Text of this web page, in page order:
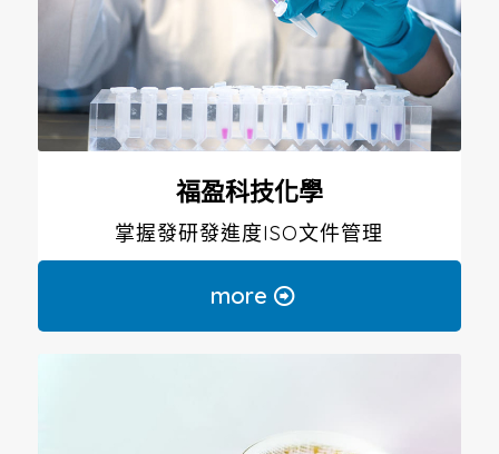
福盈科技化學
掌握發研發進度ISO文件管理
more